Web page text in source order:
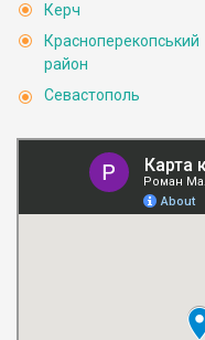
Керч
Красноперекопський
район
Севастополь